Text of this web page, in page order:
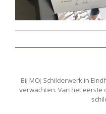
Bij MOj Schilderwerk in
verwachten. Van het eerste